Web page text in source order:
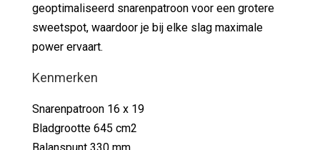
geoptimaliseerd snarenpatroon voor een grotere
sweetspot, waardoor je bij elke slag maximale
power ervaart.
Kenmerken
Snarenpatroon 16 x 19
Bladgrootte 645 cm2